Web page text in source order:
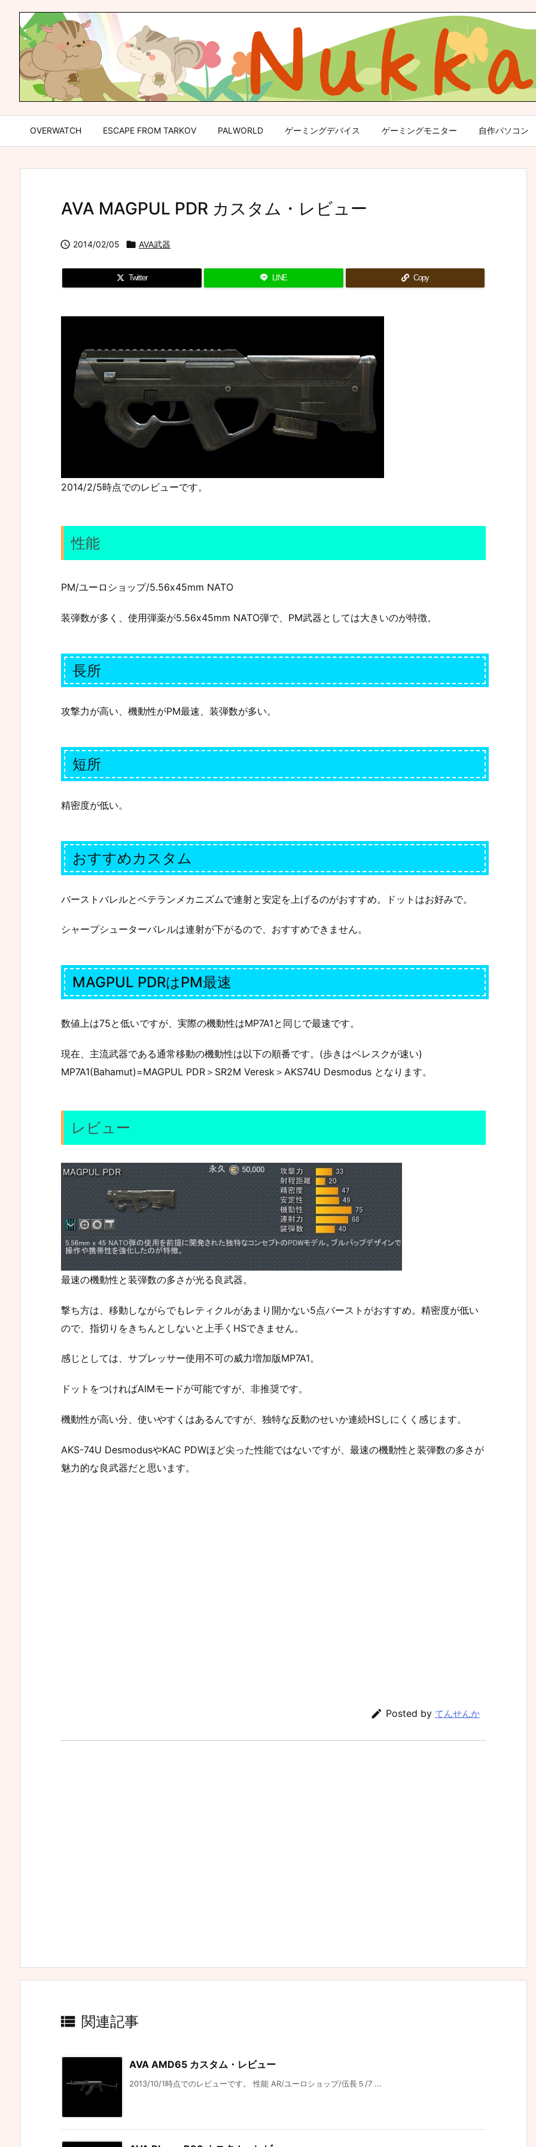
OVERWATCH ESCAPE FROM TARKOV PALWORLD ゲーミングデバイス ゲーミングモニター 自作パソコン
AVA MAGPUL PDR カスタム・レビュー
 2014/02/05  AVA武器
Twitter LINE Copy
2014/2/5時点でのレビューです。
性能
PM/ユーロショップ/5.56x45mm NATO
装弾数が多く、使用弾薬が5.56x45mm NATO弾で、PM武器としては大きいのが特徴。
長所
攻撃力が高い、機動性がPM最速、装弾数が多い。
短所
精密度が低い。
おすすめカスタム
バーストバレルとベテランメカニズムで連射と安定を上げるのがおすすめ。ドットはお好みで。
シャープシューターバレルは連射が下がるので、おすすめできません。
MAGPUL PDRはPM最速
数値上は75と低いですが、実際の機動性はMP7A1と同じで最速です。
現在、主流武器である通常移動の機動性は以下の順番です。(歩きはベレスクが速い)
MP7A1(Bahamut)=MAGPUL PDR＞SR2M Veresk＞AKS74U Desmodus となります。
レビュー
最速の機動性と装弾数の多さが光る良武器。
撃ち方は、移動しながらでもレティクルがあまり開かない5点バーストがおすすめ。精密度が低い
ので、指切りをきちんとしないと上手くHSできません。
感じとしては、サプレッサー使用不可の威力増加版MP7A1。
ドットをつければAIMモードが可能ですが、非推奨です。
機動性が高い分、使いやすくはあるんですが、独特な反動のせいか連続HSしにくく感じます。
AKS-74U DesmodusやKAC PDWほど尖った性能ではないですが、最速の機動性と装弾数の多さが
魅力的な良武器だと思います。
 Posted by てんせんか
 関連記事
AVA AMD65 カスタム・レビュー
2013/10/1時点でのレビューです。 性能 AR/ユーロショップ/伍長５/7 ...